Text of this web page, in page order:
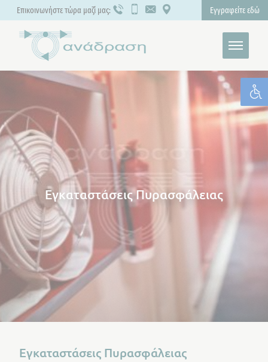
Επικοινωνήστε τώρα μαζί μας: Εγγραφείτε εδώ
Εγκαταστάσεις Πυρασφάλειας
Εγκαταστάσεις Πυρασφάλειας